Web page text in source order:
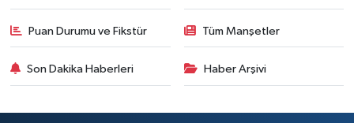
Puan Durumu ve Fikstür Tüm Manşetler
Son Dakika Haberleri Haber Arşivi